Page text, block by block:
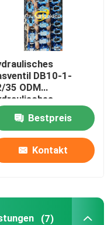
DB10-1-
35 ODM
Bestpreis
Kontakt
(7)